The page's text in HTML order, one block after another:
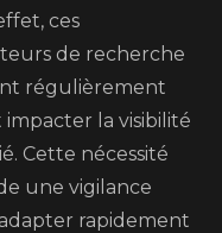
ces
de recherche
régulièrement
la visibilité
Cette nécessité
une vigilance
rapidement